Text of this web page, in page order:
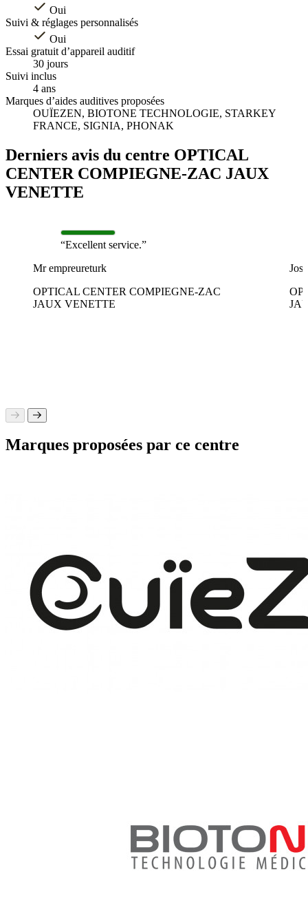
Oui
Suivi & réglages personnalisés
Oui
Essai gratuit d’appareil auditif
30 jours
Suivi inclus
4 ans
Marques d’aides auditives proposées
OUÏEZEN, BIOTONE TECHNOLOGIE, STARKEY
FRANCE, SIGNIA, PHONAK
Derniers avis du centre OPTICAL
CENTER COMPIEGNE-ZAC JAUX
VENETTE
“Excellent service.”
Mr empreureturk
OPTICAL CENTER COMPIEGNE-ZAC
JAUX VENETTE
Marques proposées par ce centre